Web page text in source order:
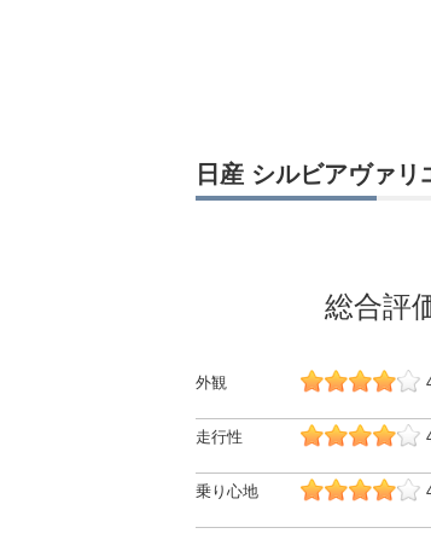
日産 シルビアヴァ
総合評
外観
走行性
乗り心地